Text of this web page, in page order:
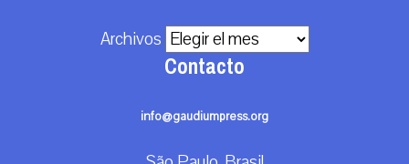
Archivos
Contacto
info@gaudiumpress.org